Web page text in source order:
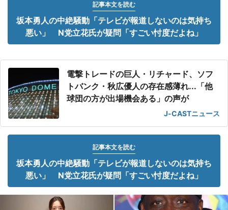
記事本文を読む
坂本勇人の中絶騒動「テレビが報道しないのは気持ち
悪い」 N党立花氏が疑問「すごい忖度だよね」
電撃トレードの巨人・リチャード、ソフ
トバンク・秋広優人の存在感薄れ...「他
球団の方が出場機会ある」の声が
J-CASTニュース
記事本文を読む
坂本勇人の中絶騒動「テレビが報道しないのは気持ち
悪い」 N党立花氏が疑問「すごい忖度だよね」